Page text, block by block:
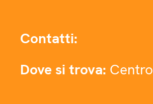
Contatti:
Dove si trova: